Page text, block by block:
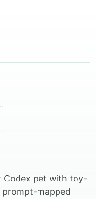
Codex pet with toy-
mapped